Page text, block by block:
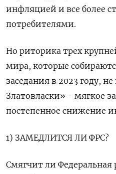
инфляцией и все более
потребителями.
Но риторика трех
мира, которые
заседания в 2023 году,
Златовласки» - мягкое
постепенное снижение
1) ЗАМЕДЛИТСЯ ЛИ ФРС?
Смягчит ли Федеральная